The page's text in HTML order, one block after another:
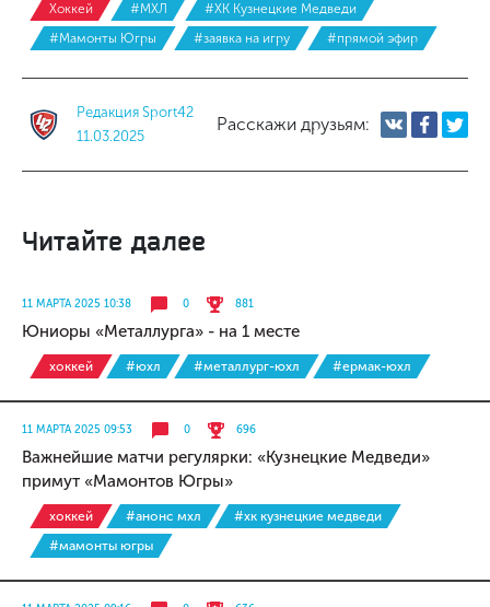
Хоккей #МХЛ
#ХК Кузнецкие Медведи
#Мамонты Югры
#заявка на игру #прямой эфир
Редакция Sport42
11.03.2025
Расскажи друзьям:
Читайте далее
11 МАРТА 2025 10:38 0 881
Юниоры «Металлурга» - на 1 месте
хоккей #юхл #металлург-юхл #ермак-юхл
11 МАРТА 2025 09:53 0 696
Важнейшие матчи регулярки: «Кузнецкие Медведи»
примут «Мамонтов Югры»
хоккей #анонс мхл
#хк кузнецкие медведи
#мамонты югры